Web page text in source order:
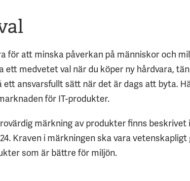
för att minska påverkan på människor och
ett medvetet val när du köper ny hårdvara,
ansvarsfullt sätt när det är dags att byta.
för IT-produkter.
märkning av produkter finns
Kraven i märkningen ska vara
som är bättre för miljön.